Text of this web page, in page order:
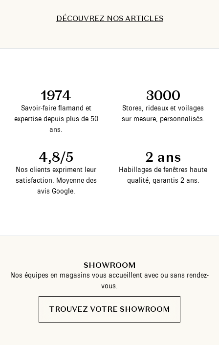
DÉCOUVREZ NOS ARTICLES
DÉCOUVREZ NOS ARTICLES
DÉCOUVREZ NOS ARTICLES
DÉCOUVREZ NOS ARTICLES
DÉCOUVREZ NOS ARTICLES
DÉCOUVREZ NOS ARTICLES
DÉCOUVREZ NOS ARTICLES
DÉCOUVREZ NOS ARTICLES
DÉCOUVREZ NOS ARTICLES
DÉCOUVREZ NOS ARTICLESDÉCOUVREZ NOS ARTICLES
1974
Savoir-faire flamand et
expertise depuis plus de 50
ans.
3000
Stores, rideaux et voilages
sur mesure, personnalisés.
4,8/5
Nos clients expriment leur
satisfaction. Moyenne des
avis Google.
2 ans
Habillages de fenêtres haute
qualité, garantis 2 ans.
SHOWROOM
Nos équipes en magasins vous accueillent avec ou sans rendez-
vous.
TROUVEZ VOTRE SHOWROOM